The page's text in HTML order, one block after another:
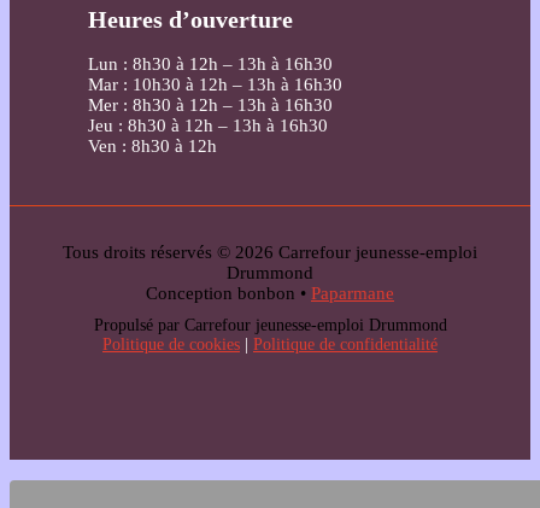
Heures d’ouverture
Lun : 8h30 à 12h – 13h à 16h30
Mar : 10h30 à 12h – 13h à 16h30
Mer : 8h30 à 12h – 13h à 16h30
Jeu : 8h30 à 12h – 13h à 16h30
Ven : 8h30 à 12h
Tous droits réservés © 2026 Carrefour jeunesse-emploi
Drummond
Conception bonbon • Paparmane
Propulsé par Carrefour jeunesse-emploi Drummond
Politique de cookies | Politique de confidentialité